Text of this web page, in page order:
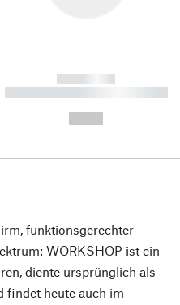
------------
----------- ----------- ----------
funktionsgerechter
WORKSHOP ist ein
diente ursprünglich als
findet heute auch im